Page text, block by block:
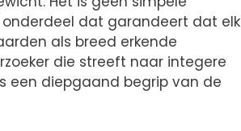
dat garandeert dat elk
als breed erkende
die streeft naar integere
een diepgaand begrip van de